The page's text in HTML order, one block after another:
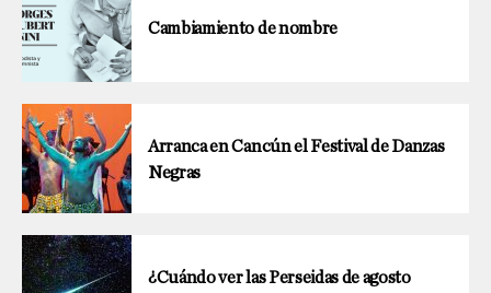
Cambiamiento de nombre
Arranca en Cancún el Festival de Danzas
Negras
¿Cuándo ver las Perseidas de agosto